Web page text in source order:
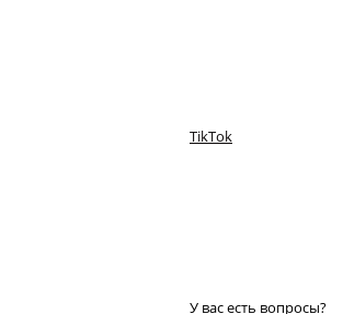
TikTok
У вас есть вопросы?